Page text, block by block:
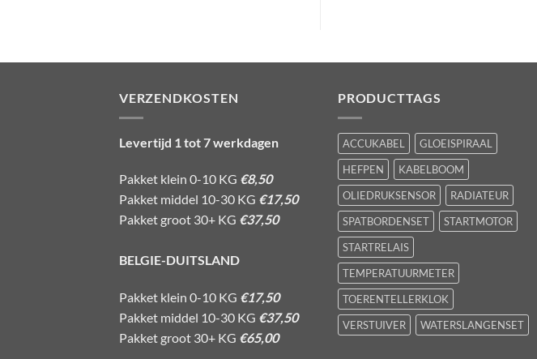
VERZENDKOSTEN
Levertijd 1 tot 7 werkdagen
Pakket klein 0-10 KG €8,50
Pakket middel 10-30 KG €17,50
Pakket groot 30+ KG €37,50
BELGIE-DUITSLAND
Pakket klein 0-10 KG €17,50
Pakket middel 10-30 KG €37,50
Pakket groot 30+ KG €65,00
PRODUCTTAGS
ACCUKABEL
GLOEISPIRAAL
HEFPEN
KABELBOOM
OLIEDRUKSENSOR
RADIATEUR
SPATBORDENSET
STARTMOTOR
STARTRELAIS
TEMPERATUURMETER
TOERENTELLERKLOK
VERSTUIVER
WATERSLANGENSET